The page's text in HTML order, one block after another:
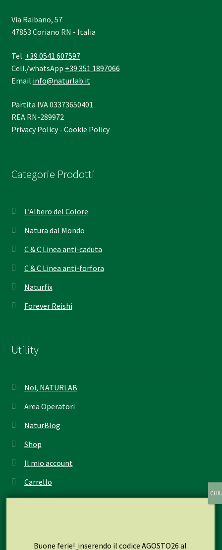
Via Raibano, 57
47853 Coriano RN - Italia
Tel. +39 0541 607597
Cell./whatsApp +39 351 1897066
Email info@naturlab.it
Partita IVA 03373650401
REA RN-289972
Privacy Policy- Cookie Policy
Categorie Prodotti
L’Albero del Colore
Natura dal Mondo
C & C Linea anti-caduta
C & C Linea anti-forfora
Naturfix
Forever Reishi
Utility
Noi, NATURLAB
Area Operatori
NaturBlog
Shop
Il mio account
Carrello
Cassa
Seguici su
Buone ferie! inserendo il codice AGOSTO26 al